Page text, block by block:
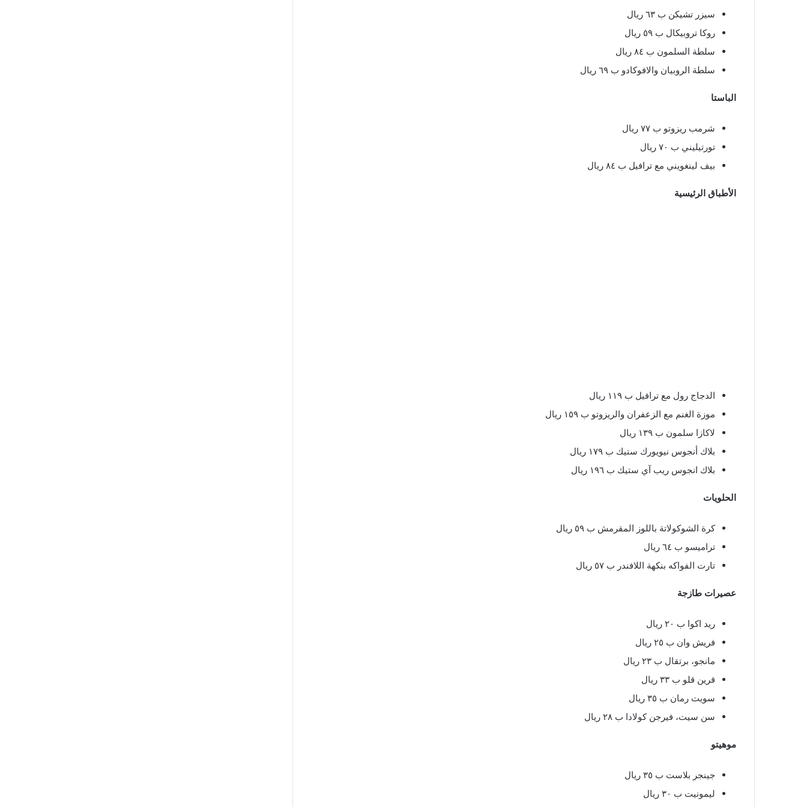
سيزر تشيكن ب ٦٣ ريال
روكا تروبيكال ب ٥٩ ريال
سلطة السلمون ب ٨٤ ريال
سلطة الروبيان والافوكادو ب ٦٩ ريال
الباستا
شرمب ريزوتو ب ٧٧ ريال
تورتيليني ب ٧٠ ريال
بيف لينغويني مع ترافيل ب ٨٤ ريال
الأطباق الرئيسية
الدجاج رول مع ترافيل ب ١١٩ ريال
موزة الغنم مع الزعفران والريزوتو ب ١٥٩ ريال
لاكازا سلمون ب ١٣٩ ريال
بلاك أنجوس نيويورك ستيك ب ١٧٩ ريال
بلاك انجوس ريب آي ستيك ب ١٩٦ ريال
الحلويات
كرة الشوكولاتة باللوز المقرمش ب ٥٩ ريال
تراميسو ب ٦٤ ريال
تارت الفواكه بنكهة اللافندر ب ٥٧ ريال
عصيرات طازجة
ريد اكوا ب ٢٠ ريال
فريش وان ب ٢٥ ريال
مانجو، برتقال ب ٢٣ ريال
قرين قلو ب ٣٣ ريال
سويت رمان ب ٣٥ ريال
سن سيت، فيرجن كولادا ب ٢٨ ريال
موهيتو
جينجر بلاست ب ٣٥ ريال
ليمونيت ب ٣٠ ريال